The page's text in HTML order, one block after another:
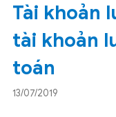
Tài khoản
tài khoản
toán
13/07/2019